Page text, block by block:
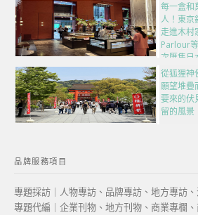
每一盒和
人！東京
走進木村
Parlour
次匯集日
從狐狸神
願望堆疊
要來的伏
留的風景
品牌服務項目
專題採訪｜人物專訪、品牌專訪、地方專訪
專題代編｜企業刊物、地方刊物、商業專欄